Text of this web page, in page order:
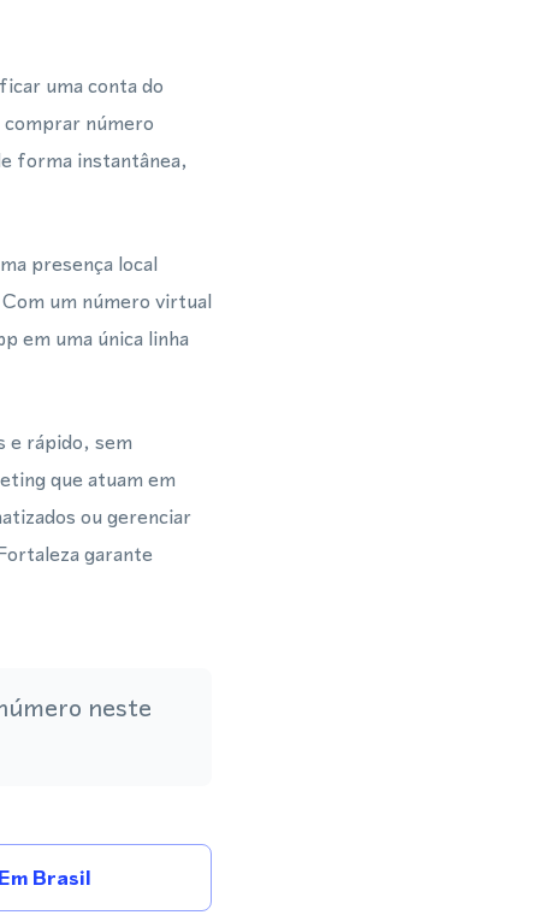
uma conta do
número
forma instantânea,
presença local
um número virtual
em uma única linha
e rápido, sem
que atuam em
ou gerenciar
garante
neste
Brasil